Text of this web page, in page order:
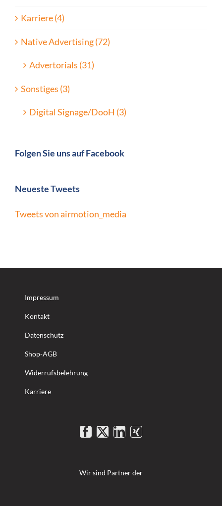
Karriere (4)
Native Advertising (72)
Advertorials (31)
Sonstiges (3)
Digital Signage/DooH (3)
Folgen Sie uns auf Facebook
Neueste Tweets
Tweets von airmotion_media
Impressum
Kontakt
Datenschutz
Shop-AGB
Widerrufsbelehrung
Karriere
Wir sind Partner der